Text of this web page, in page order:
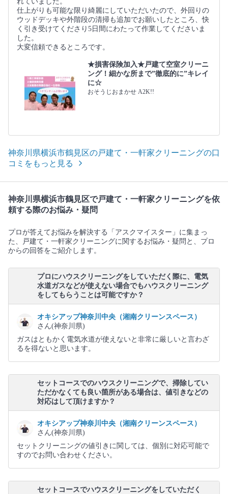
仕上がりも可能な限り綺麗にしていただいたので、外回りの
ウッドデッキや外階段の清掃も追加でお願いしたところ、快
く引き受けてくださり5日間にわたって作業してくださいま
した。
大変信頼できるところです。
★損害保険加入★戸建て空室クリーニ
ング！細かな所まで”徹底的に”キレイ
に☆
おそうじおまかせ A2K!!
神奈川県横浜市鶴見区の戸建て・一軒家クリーニングの口
コミをもっと見る
神奈川県横浜市鶴見区で戸建て・一軒家クリーニングを依
頼する際のお悩み・疑問
プロが答えてお悩みを解決する「アスクマイスター」に集まっ
た、戸建て・一軒家クリーニングに関するお悩み・疑問と、プロ
からの回答をご紹介します。
プロにハウスクリーニングをしていただく際に、電気
水道ガスなどが使えない場合でもハウスクリーニング
をしてもらうことは可能ですか？
オキシアップ神奈川中央（湘南クリーンスペース）
さん(神奈川県)
ガスはともかく電気水道が使えないと非常に厳しいと言わざ
るを得ないと思います。
セットコースでのハウスクリーニングで、掃除してい
ただかなくても良い箇所がある場合は、値引きなどの
対応はして頂けますか？
オキシアップ神奈川中央（湘南クリーンスペース）
さん(神奈川県)
セットクリーニングの値引きに関しては、個別に対応可能で
すのでお問い合わせください。
セットコースでハウスクリーニングをしていただく